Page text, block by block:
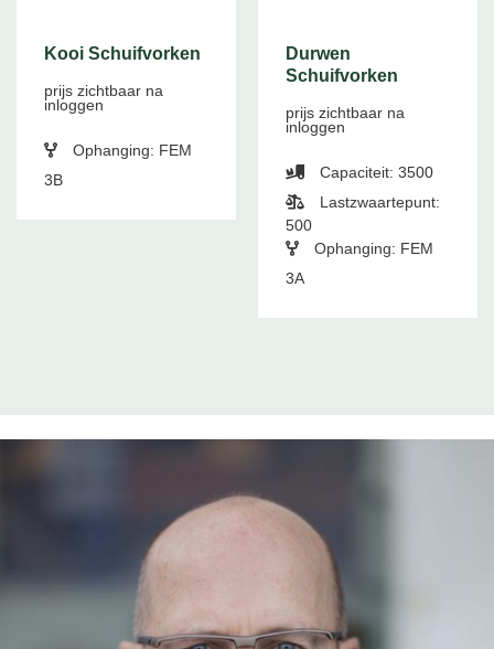
Kooi Schuifvorken
prijs zichtbaar na
inloggen
Ophanging: FEM
3B
Durwen
Schuifvorken
prijs zichtbaar na
inloggen
Capaciteit: 3500
Lastzwaartepunt:
500
Ophanging: FEM
3A